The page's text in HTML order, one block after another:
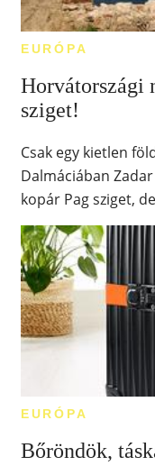
EURÓPA
Horvátországi
sziget!
Csak egy kietlen
Dalmáciában
kopár Pag sziget,
EURÓPA
Bőröndök,